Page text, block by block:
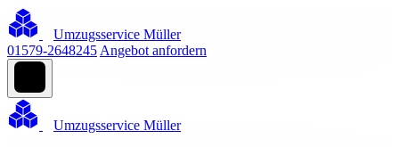
Umzugsservice Müller
01579-2648245 Angebot anfordern
Umzugsservice Müller